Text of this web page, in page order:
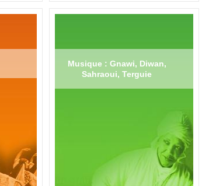
Musique : Gnawi, Diwan,
Sahraoui, Terguie